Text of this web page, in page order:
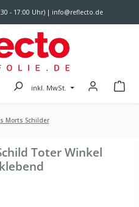
- 17:00 Uhr) | info@reflecto.de
inkl. MwSt.
Morts Schilder
Toter Winkel